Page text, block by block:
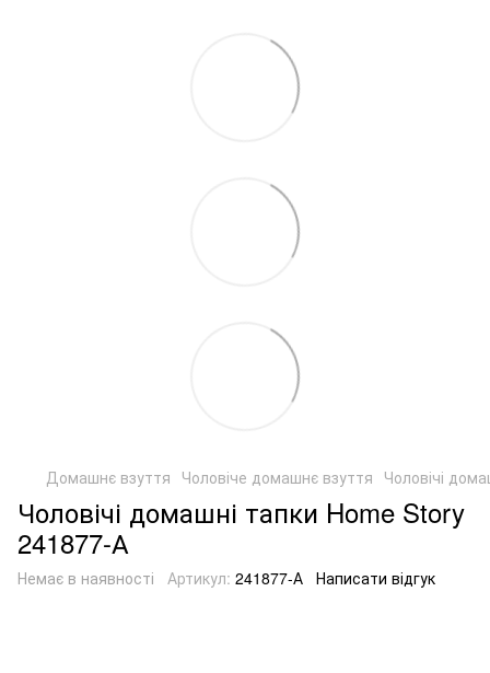
Домашнє взуття Чоловіче домашнє взуття Чоловічі
Чоловічі домашні тапки Home Story
241877-А
Немає в наявності Артикул: 241877-А Написати відгук